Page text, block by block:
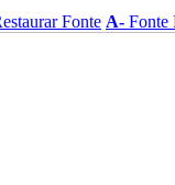
Fonte A- Fonte